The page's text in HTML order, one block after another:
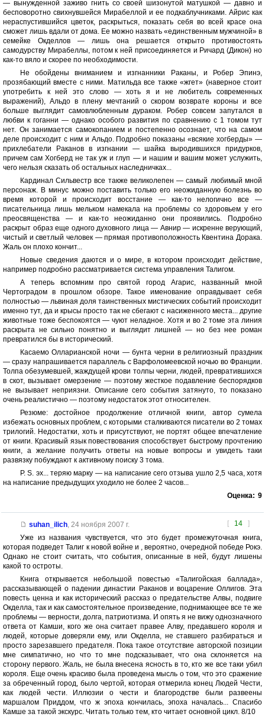
— вынужденной заживо гнить со своей шизонутой матушкой — давно и
бесповоротно свихнувшейся Мирабеллой и ее подкаблучниками. Айрис как
нераспустившийся цветок, раскрыться, показать себя во всей красе она
сможет лишь вдали от дома. Ее можно назвать «единственным мужчиной» в
семейке Окделлов — лишь она решается открыто противостоять
самодурству Мирабеллы, потом к ней присоединяется и Ричард (Дикон) но
как-то вяло и скорее по необходимости.
Не обойдены вниманием и изгнанники Раканы, и Робер Эпинэ,
прозябающий вместе с ними. Матильда все также «жгет» (наверное стоит
употребить к ней это слово — хоть я и не любитель современных
выражений), Альдо в плену мечтаний о скором возврате короны и все
больше выглядит самовлюбленным дураком. Робер совсем запутался в
любви к гоганни — однако особого развития по сравнению с 1 томом тут
нет. Он занимается самокопанием и постепенно осознает, что на самом
деле происходит с ним и Альдо. Подробно показаны «всякие хогберды» —
прихлебатели Раканов в изгнании — шайка выродившихся придурков,
причем сам Хогберд не так уж и глуп — и нашим и вашим может услужить,
чего нельзя сказать об остальных наследничках...
Кардинал Сильвестр все также великолепен — самый любимый мной
персонаж. В минус можно поставить только его неожиданную болезнь во
время которой и происходит восстание — как-то нелогично все —
писательница лишь мельком намекала на проблемы со здоровьем у его
преосвященства — и как-то неожиданно они проявились. Подробно
раскрыт образ еще одного духовного лица — Авнир — искренне верующий,
чистый и светлый человек — прямая противоположность Квентина Дорака.
Жаль он плохо кончит...
Новые сведения даются и о мире, в котором происходит действие,
например подробно рассматривается система управления Талигом.
А теперь вспомним про святой город Агарис, названный мной
Чертоградом в прошлом обзоре. Такое именование оправдывает себя
полностью — львиная доля таинственных мистических событий происходит
именно тут, да и крысы просто так не сбегают с насиженного места... другие
животные тоже беспокоятся — чуют неладное. Хотя и во 2 томе эта линия
раскрыта не сильно понятно и выглядит лишней — но без нее роман
превратился бы в исторический.
Касаемо Олларианской ночи — бунта черни в религиозный праздник
— сразу напрашивается параллель с Варфоломеевской ночью во Франции.
Толпа обезумевшей, жаждущей крови толпы черни, людей, превратившихся
в скот, вызывает омерзение — поэтому жесткое подавление беспорядков
не вызывает неприязни. Описание сего события затянуто, то показано
очень реалистично — поэтому недостаток этот относителен.
Резюме: достойное продолжение отличной книги, автор сумела
избежать основных проблем, с которыми сталкиваются писатели во 2 томах
трилогий. Недостатки, хоть и присутствуют, не портят общее впечатление
от книги. Красивый язык повествования способствует быстрому прочтению
книги, а желание получить ответы на новые вопросы и увидеть таки
развязку побуждают к активному поиску 3 тома.
P. S. эх... теряю марку — на написание сего отзыва ушло 2,5 часа, хотя
на написание предыдущих уходило не более 2 часов...
Оценка: 9
[ 14 ]
suhan_ilich, 24 ноября 2007 г.
Уже из названия чувствуется, что это будет промежуточная книга,
которая подведет Талиг к новой войне и , вероятно, очередной победе Рокэ.
Однако не стоит считать, что события, описанные в ней, будут лишены
какой то остроты.
Книга открывается небольшой повестью «Талигойская баллада»,
рассказывающей о падении династии Раканов и воцарение Оллигов. Эта
повесть ценна и как исторический рассказ о предательстве Алвы, подвиге
Окделла, так и как самостоятельное произведение, поднимающее все те же
проблемы — верности, долга, патриотизма. И опять я не вижу однозначного
ответа от Камши, кого же она считает правее Алву, предавшего короля и
людей, которые доверяли ему, или Окделла, не ставшего разбираться и
просто зарезавшего предателя. Пока такое отсутствие авторской позиции
мне симпатично, но что то мне подсказывает, что она склоняется на
сторону первого. Жаль, не была внесена ясность в то, кто же все таки убил
короля. Еще очень красиво была проведена мысль о том, что это сражение
за обреченный город, было чертой, которая отмерила конец Людей Чести,
как людей чести. Иллюзии о чести и благородстве были развеены
маршалом Приддом, что ж эпоха кончилась, эпоха началась... Спасибо
Камше за такой экскурс. Читать только тем, кто читает основной цикл. 8/10